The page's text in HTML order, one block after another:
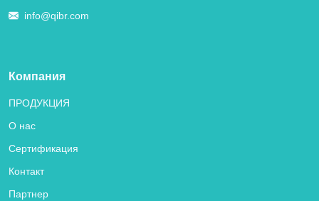
info@qibr.com
Компания
ПРОДУКЦИЯ
О нас
Сертификация
Контакт
Партнер